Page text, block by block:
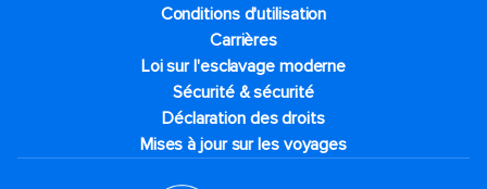
Conditions d'utilisation
Carrières
Loi sur l'esclavage moderne
Sécurité & sécurité
Déclaration des droits
Mises à jour sur les voyages